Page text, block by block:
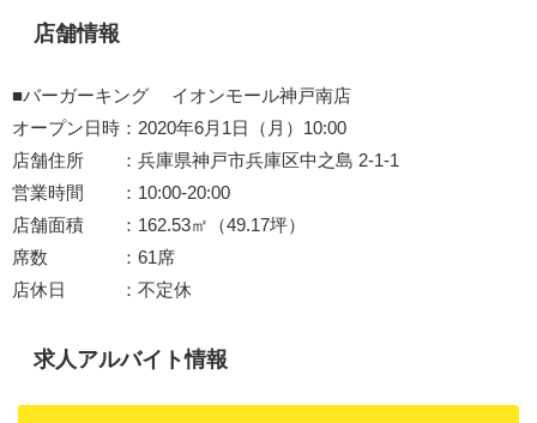
店舗情報
■バーガーキング® イオンモール神戸南店
オープン日時：2020年6月1日（月）10:00
店舗住所 ：兵庫県神戸市兵庫区中之島 2-1-1
営業時間 ：10:00‐20:00
店舗面積 ：162.53㎡（49.17坪）
席数 ：61席
店休日 ：不定休
求人アルバイト情報